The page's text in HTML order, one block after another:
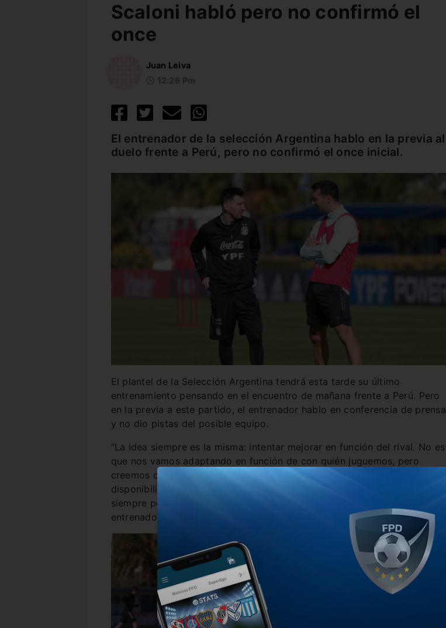
Scaloni habló pero no confirmó el
once
Juan Leiva
El entrenador de la selección Argentina hablo en la previa al
duelo frente a Perú, pero no confirmó el once inicial.
El plantel de la Selección Argentina tendrá esta tarde su último
entrenamiento pensando en el encuentro de mañana frente a Perú. Pero
en la previa a este partido, el entrenador hablo en conferencia de prensa
y no dio pistas del posible equipo.
“La idea siempre es la misma: intentar mejorar en función del rival. No es
que nos vamos adaptando en función de con quién juguemos, pero
creemos que hay matices que tiene cada equipo y nosotros tenemos la
disponibilidad de diferentes jugadores y las vamos aprovechando, pero
siempre pensando en poder mejorar nuestro equipo”, comenzó el
entrenador con respecto a los cambios para mañana.